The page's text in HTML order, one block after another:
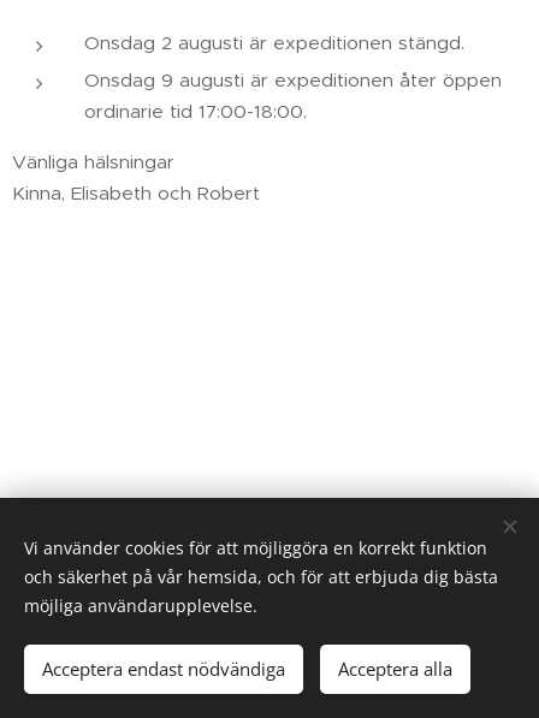
Onsdag 2 augusti är expeditionen stängd.
Onsdag 9 augusti är expeditionen åter öppen
ordinarie tid 17:00-18:00.
Vänliga hälsningar
Kinna, Elisabeth och Robert
info@kolonisten.se
Cookies
Vi använder cookies för att möjliggöra en korrekt funktion
och säkerhet på vår hemsida, och för att erbjuda dig bästa
möjliga användarupplevelse.
Acceptera endast nödvändiga Acceptera alla